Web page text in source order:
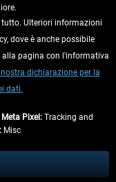
descritto.
i tempi di consegna per le
Ulteriori informazioni
dove è anche possibile
pagina con l'informativa
dichiarazione per la
dati.
Meta Pixel: Tracking and
Misc